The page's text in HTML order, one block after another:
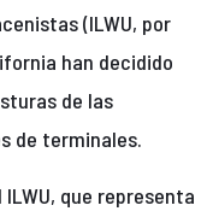
(ILWU, por
han decidido
de las
de terminales.
que representa